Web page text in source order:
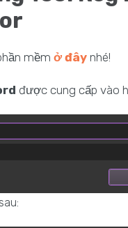
mềm ở đây nhé!
được cung cấp vào